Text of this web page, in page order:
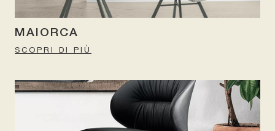
MAIORCA
SCOPRI DI PIÙ